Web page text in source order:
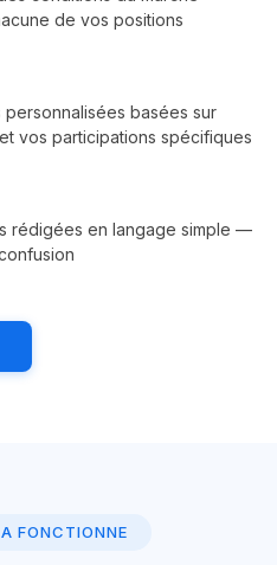
de vos positions
personnalisées basées sur
vos participations spécifiques
rédigées en langage simple —
FONCTIONNE